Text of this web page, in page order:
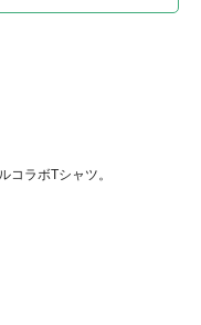
コラボTシャツ。